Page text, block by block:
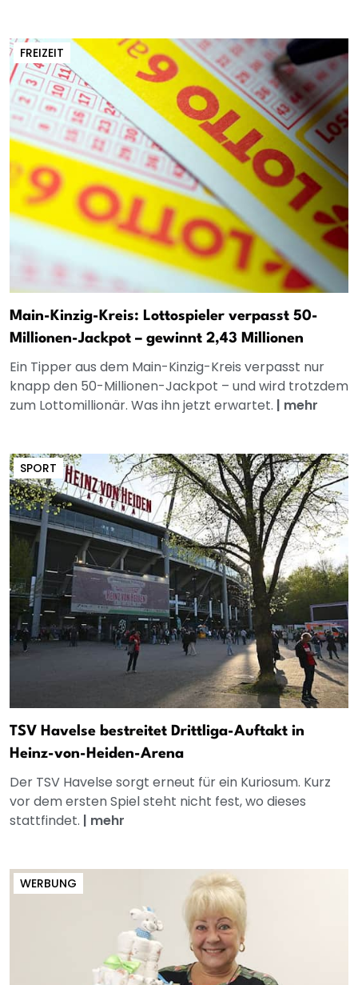
FREIZEIT
Main-Kinzig-Kreis: Lottospieler verpasst 50-
Millionen-Jackpot – gewinnt 2,43 Millionen
Ein Tipper aus dem Main-Kinzig-Kreis verpasst nur
knapp den 50-Millionen-Jackpot – und wird trotzdem
zum Lottomillionär. Was ihn jetzt erwartet. | mehr
SPORT
TSV Havelse bestreitet Drittliga-Auftakt in
Heinz-von-Heiden-Arena
Der TSV Havelse sorgt erneut für ein Kuriosum. Kurz
vor dem ersten Spiel steht nicht fest, wo dieses
stattfindet. | mehr
WERBUNG